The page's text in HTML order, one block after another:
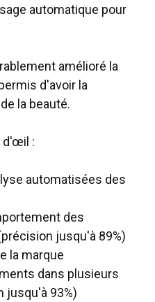
automatique pour
amélioré la
d'avoir la
la beauté.
d'œil :
automatisées des
des
jusqu'à 89%)
la marque
dans plusieurs
jusqu'à 93%)